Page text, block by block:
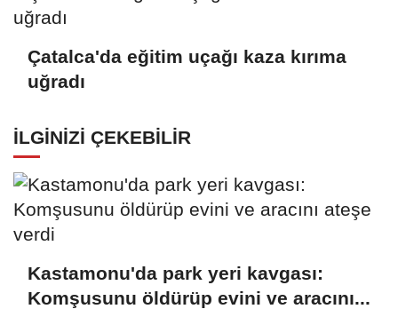
Çatalca'da eğitim uçağı kaza kırıma
uğradı
İLGINIZI ÇEKEBILIR
Kastamonu'da park yeri kavgası:
Komşusunu öldürüp evini ve aracını...